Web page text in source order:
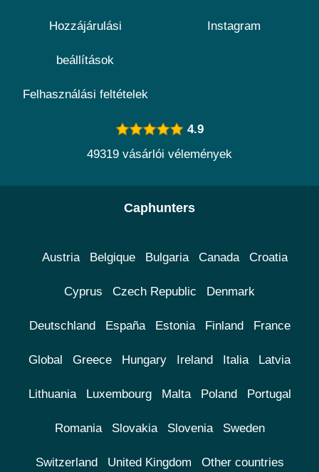
Hozzájárulási
beállítások
Felhasználási feltételek
Instagram
4.9
49319 vásárlói vélemények
Caphunters
Austria Belgique Bulgaria Canada Croatia
Cyprus Czech Republic Denmark
Deutschland España Estonia Finland France
Global Greece Hungary Ireland Italia Latvia
Lithuania Luxembourg Malta Poland Portugal
Romania Slovakia Slovenia Sweden
Switzerland United Kingdom Other countries